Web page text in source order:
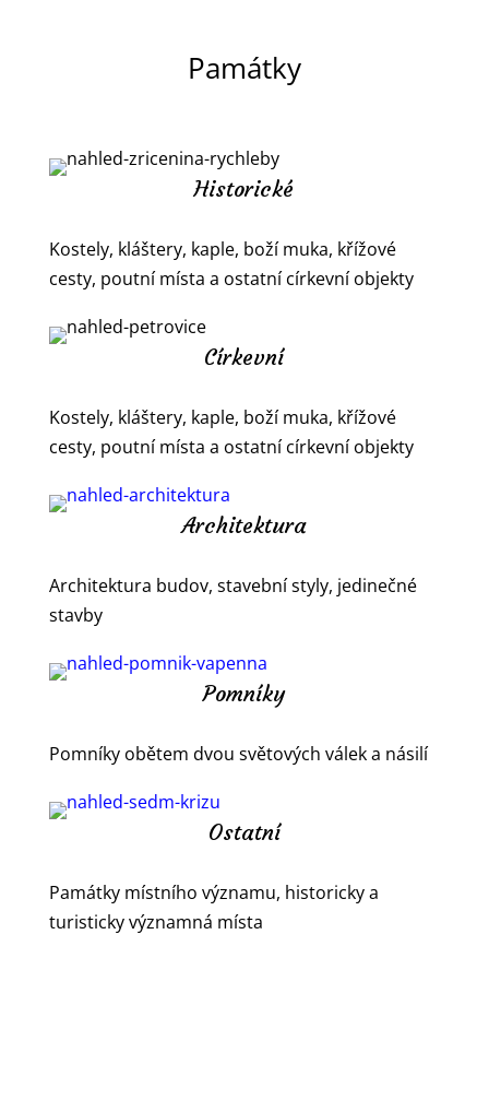
Památky
Historické
Kostely, kláštery, kaple, boží muka, křížové
cesty, poutní místa a ostatní církevní objekty
Církevní
Kostely, kláštery, kaple, boží muka, křížové
cesty, poutní místa a ostatní církevní objekty
Architektura
Architektura budov, stavební styly, jedinečné
stavby
Pomníky
Pomníky obětem dvou světových válek a násilí
Ostatní
Památky místního významu, historicky a
turisticky významná místa